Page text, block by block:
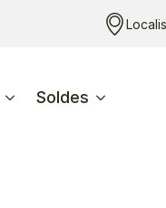
Soldes